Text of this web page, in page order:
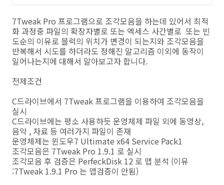
7Tweak Pro 프로그램으로 조각모음을 하는데 있어서 최적
화 과정중 파일의 확장자별로 또는 엑세스 사간별로 또는 빈
도순의 이유로 블럭의 위치가 변경이 되는지와 조각모음을
반복해서 시도를 하더라도 정해진 알고리즘 이외에 동작이
일어나는지에 대해서 알아보고자 합니다.
전제조건
C드라이브에서 7Tweak 프로그램을 이용하여 조각모음을
실시
C드라이브에는 평소 사용하듯 운영체제 파일 외에 동영상,
음악 , 자료 등 여러가지 파일이 존재
운영체제는 윈도우7 Ultimate x64 Service Pack1
조각모음은 7Tweak Pro 1.9.1 로 실시
조각모음 후 검증은 PerfeckDisk 12 로 맵 분석 (이유
:7Tweak 1.9.1 Pro 는 맵검증이 안됨)